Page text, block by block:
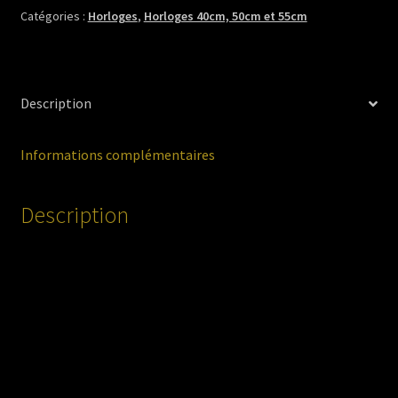
40cm,
or
Catégories : Horloges, Horloges 40cm, 50cm et 55cm
Description
Informations complémentaires
Description